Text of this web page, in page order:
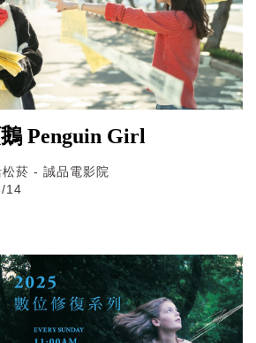
Penguin Girl
菸 - 誠品電影院
14